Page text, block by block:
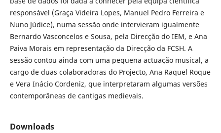
responsável (Graça Videira Lopes, Manuel Pedro Ferreira e
Nuno Júdice), numa sessão onde intervieram igualmente
Bernardo Vasconcelos e Sousa, pela Direcção do IEM, e Ana
Paiva Morais em representação da Direcção da FCSH. A
sessão contou ainda com uma pequena actuação musical, a
cargo de duas colaboradoras do Projecto, Ana Raquel Roque
e Vera Inácio Cordeniz, que interpretaram algumas versões
contemporâneas de cantigas medievais.
Downloads